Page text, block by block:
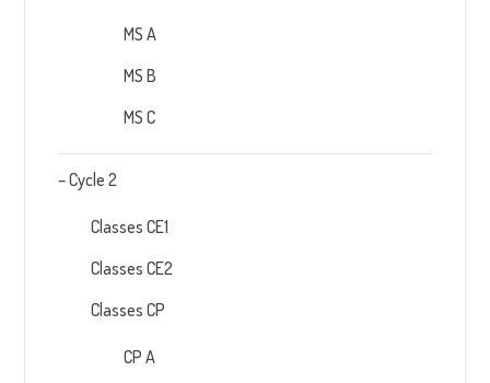
MS A
MS B
MS C
– Cycle 2
Classes CE1
Classes CE2
Classes CP
CP A